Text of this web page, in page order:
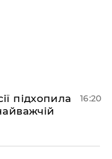
підхопила
16:20